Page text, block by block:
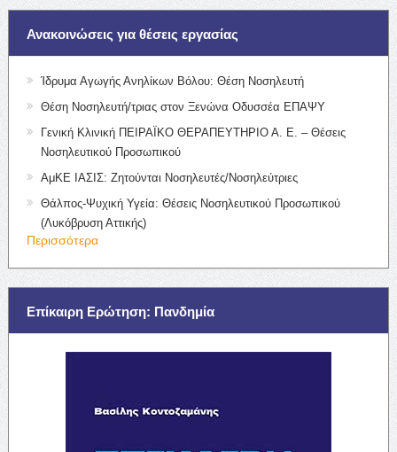
Ανακοινώσεις για θέσεις εργασίας
Ίδρυμα Αγωγής Ανηλίκων Βόλου: Θέση Νοσηλευτή
Θέση Νοσηλευτή/τριας στον Ξενώνα Οδυσσέα ΕΠΑΨΥ
Γενική Κλινική ΠΕΙΡΑΪΚΟ ΘΕΡΑΠΕΥΤΗΡΙΟ Α. Ε. – Θέσεις
Νοσηλευτικού Προσωπικού
ΑμΚΕ ΙΑΣΙΣ: Ζητούνται Νοσηλευτές/Νοσηλεύτριες
Θάλπος-Ψυχική Υγεία: Θέσεις Νοσηλευτικού Προσωπικού
(Λυκόβρυση Αττικής)
Περισσότερα
Επίκαιρη Ερώτηση: Πανδημία